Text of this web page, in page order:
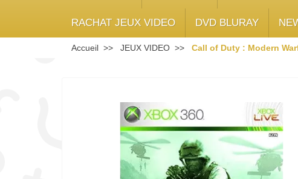
RACHAT JEUX VIDEO DVD BLURAY
Accueil JEUX VIDEO Call of Duty : Modern